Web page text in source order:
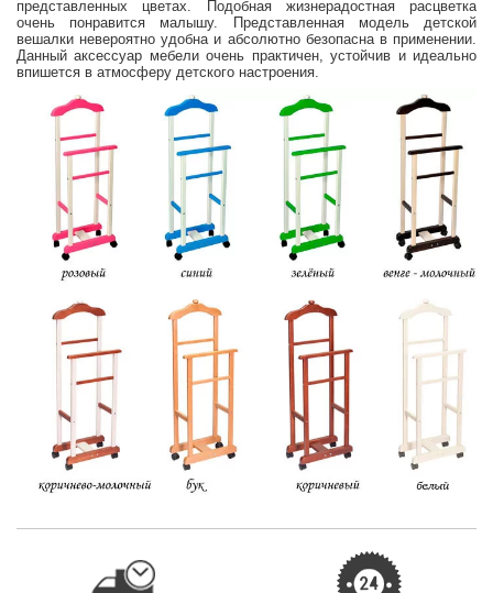
представленных цветах. Подобная жизнерадостная расцветка
очень понравится малышу. Представленная модель детской
вешалки невероятно удобна и абсолютно безопасна в применении.
Данный аксессуар мебели очень практичен, устойчив и идеально
впишется в атмосферу детского настроения.